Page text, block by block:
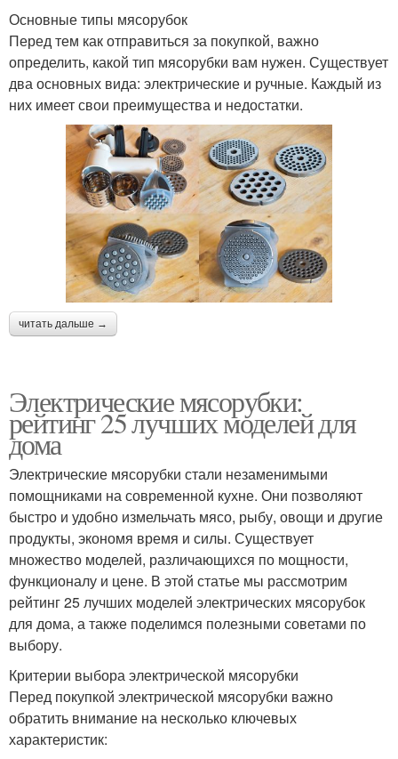
Основные типы мясорубок
Перед тем как отправиться за покупкой, важно
определить, какой тип мясорубки вам нужен. Существует
два основных вида: электрические и ручные. Каждый из
них имеет свои преимущества и недостатки.
читать дальше →
Электрические мясорубки:
рейтинг 25 лучших моделей для
дома
Электрические мясорубки стали незаменимыми
помощниками на современной кухне. Они позволяют
быстро и удобно измельчать мясо, рыбу, овощи и другие
продукты, экономя время и силы. Существует
множество моделей, различающихся по мощности,
функционалу и цене. В этой статье мы рассмотрим
рейтинг 25 лучших моделей электрических мясорубок
для дома, а также поделимся полезными советами по
выбору.
Критерии выбора электрической мясорубки
Перед покупкой электрической мясорубки важно
обратить внимание на несколько ключевых
характеристик: